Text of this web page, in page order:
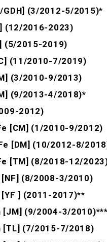
GDH] (3/2012-5/2015)*
(12/2016-2023)
(5/2015-2019)
(11/2010-7/2019)
(3/2010-9/2013)
(9/2013-4/2018)*
2012)
[CM] (1/2010-9/2012)
[DM] (10/2012-8/
[TM] (8/2018-12/
[NF] (8/2008-3/2010)
[YF ] (2011-2017)**
[JM] (9/2004-3/2010)***
[TL] (7/2015-7/2018)